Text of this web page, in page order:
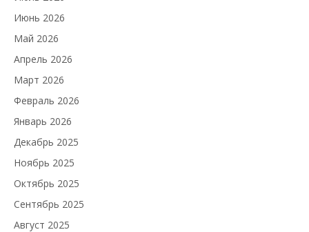
Июнь 2026
Май 2026
Апрель 2026
Март 2026
Февраль 2026
Январь 2026
Декабрь 2025
Ноябрь 2025
Октябрь 2025
Сентябрь 2025
Август 2025